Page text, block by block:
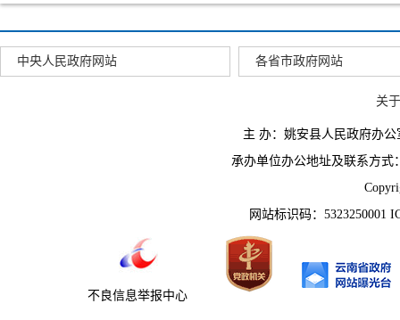
中央人民政府网站 各省市政府网站
关
主 办：姚安县人民政府办
承办单位办公地址及联系方式
网站标识码：5323250001
不良信息举报中心